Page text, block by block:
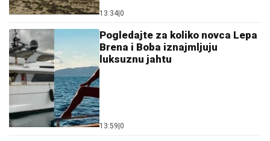
13:34 0
Pogledajte za koliko novca Lepa
Brena i Boba iznajmljuju
luksuznu jahtu
13:59 0